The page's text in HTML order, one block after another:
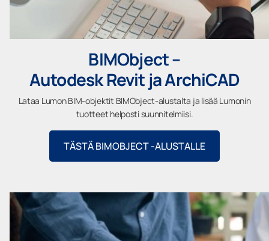
BIMObject –
Autodesk Revit ja ArchiCAD
Lataa Lumon BIM-objektit BIMObject-alustalta ja lisää Lumonin
tuotteet helposti suunnitelmiisi.
TÄSTÄ BIMOBJECT -ALUSTALLE